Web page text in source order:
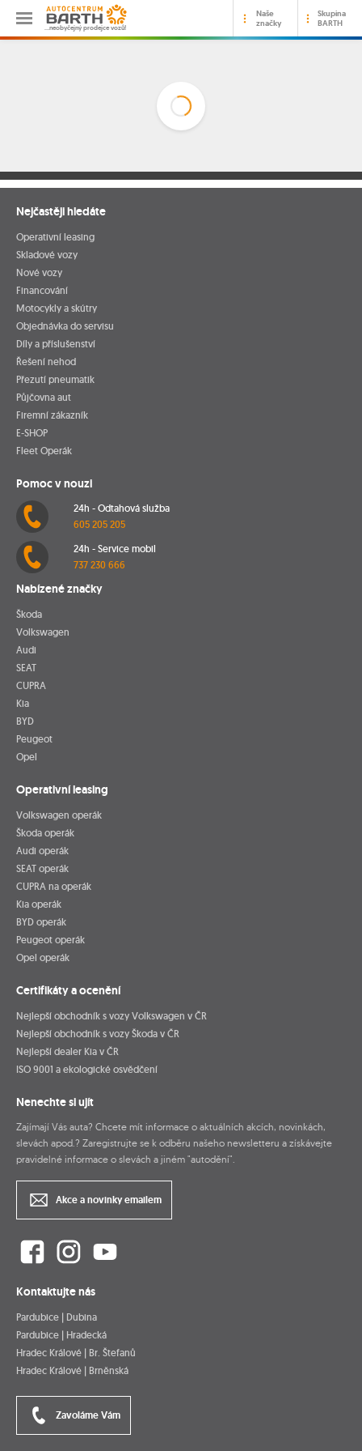
…neobyčejný prodejce vozů!
Naše
značky
Skupina
BARTH
Nejčastěji hledáte
Operativní leasing
Skladové vozy
Nové vozy
Financování
Motocykly a skútry
Objednávka do servisu
Díly a příslušenství
Řešení nehod
Přezutí pneumatik
Půjčovna aut
Firemní zákazník
E-SHOP
Fleet Operák
Pomoc v nouzi
24h - Odtahová služba
605 205 205
24h - Service mobil
737 230 666
Nabízené značky
Škoda
Volkswagen
Audi
SEAT
CUPRA
Kia
BYD
Peugeot
Opel
Operativní leasing
Volkswagen operák
Škoda operák
Audi operák
SEAT operák
CUPRA na operák
Kia operák
BYD operák
Peugeot operák
Opel operák
Certifikáty a ocenění
Nejlepší obchodník s vozy Volkswagen v ČR
Nejlepší obchodník s vozy Škoda v ČR
Nejlepší dealer Kia v ČR
ISO 9001 a ekologické osvědčení
Nenechte si ujít
Zajímají Vás auta? Chcete mít informace o aktuálních akcích, novinkách,
slevách apod.? Zaregistrujte se k odběru našeho newsletteru a získávejte
pravidelné informace o slevách a jiném "autodění".
Akce a novinky emailem
Kontaktujte nás
Pardubice | Dubina
Pardubice | Hradecká
Hradec Králové | Br. Štefanů
Hradec Králové | Brněnská
Zavoláme Vám